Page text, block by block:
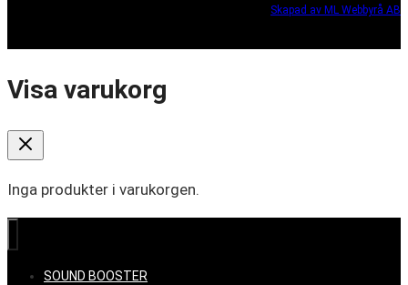
Skapad av ML Webbyrå AB
Visa varukorg
Inga produkter i varukorgen.
SOUND BOOSTER